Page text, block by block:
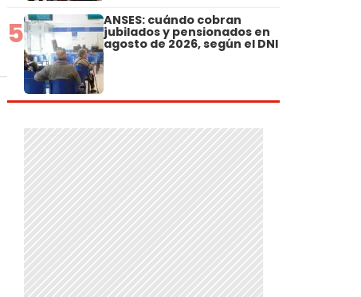
5 ANSES: cuándo cobran
jubilados y pensionados en
agosto de 2026, según el DNI